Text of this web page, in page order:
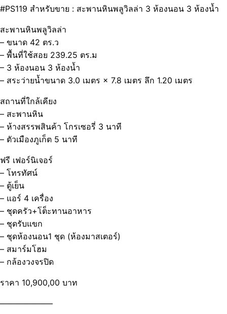
#PS119 สำหรับขาย : สะพานหินพลูวิลล่า 3 ห้องนอน 3 ห้องน้ำ
สะพานหินพลูวิลล่า
– ขนาด 42 ตร.ว
– พื้นที่ใช้สอย 239.25 ตร.ม
– 3 ห้องนอน 3 ห้องน้ำ
– สระว่ายน้ำขนาด 3.0 เมตร × 7.8 เมตร ลึก 1.20 เมตร
สถานที่ใกล้เคียง
– สะพานหิน
– ห้างสรรพสินค้า โกรเซอรี่ 3 นาที
– ตัวเมืองภูเก็ต 5 นาที
ฟรี เฟอร์นิเจอร์
– โทรทัศน์
– ตู้เย็น
– แอร์ 4 เครื่อง
– ชุดครัว+โต็ะทานอาหาร
– ชุดรับแขก
– ชุดห้องนอน1 ชุด (ห้องมาสเตอร์)
– สมาร์มโฮม
– กล้องวงจรปิด
ราคา 10,900,00 บาท
——————–